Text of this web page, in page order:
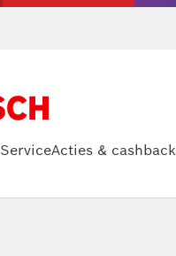
ServiceActies & cashback